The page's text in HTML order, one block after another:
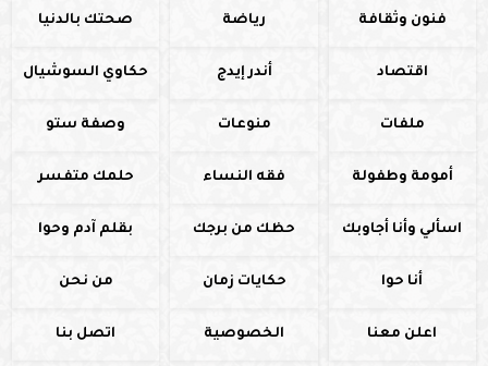
فنون وثقافة رياضة صحتك بالدنيا
اقتصاد أندر إيدج حكاوي السوشيال
ملفات منوعات وصفة ستو
أمومة وطفولة فقه النساء حلمك متفسر
اسألي وأنا أجاوبك حظك من برجك بقلم آدم وحوا
أنا حوا حكايات زمان من نحن
اعلن معنا الخصوصية اتصل بنا